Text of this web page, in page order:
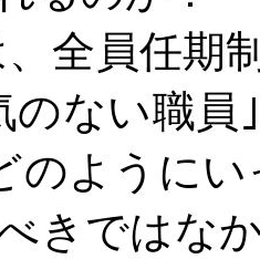
全員任期
のない職
のように
きではな